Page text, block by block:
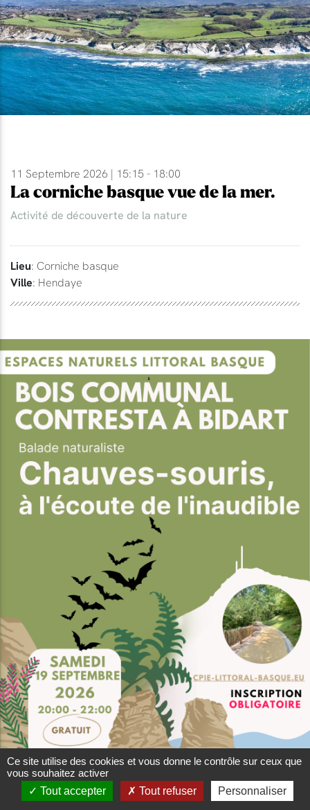
11 Septembre 2026 | 15:15 - 18:00
La corniche basque vue de la mer.
Activité de découverte de la nature
Lieu: Corniche basque
Ville: Hendaye
Ce site utilise des cookies et vous donne le contrôle sur ceux que
vous souhaitez activer
Tout accepter
Tout refuser Personnaliser